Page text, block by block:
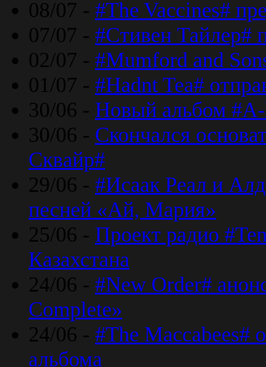
08/07 - #The Vaccines#
07/07 - #Стивен Тайлер#
02/07 - #Mumford and
01/07 - #Hadnt Tea#
30/06 - Новый альбом #A-
30/06 - Скончался
Сквайр#
29/06 - #Исаак Реал и
песней «Ай, Мария»
25/06 - Проект радио
Казахстана
24/06 - #New Order#
Complete»
24/06 - #The Maccabees#
альбома